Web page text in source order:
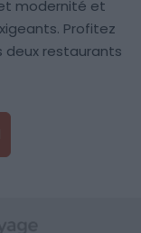
modernité et
Profitez
deux restaurants